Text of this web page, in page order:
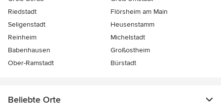
Riedstadt
Flörsheim am Main
Seligenstadt
Heusenstamm
Reinheim
Michelstadt
Babenhausen
Großostheim
Ober-Ramstadt
Bürstadt
Beliebte Orte